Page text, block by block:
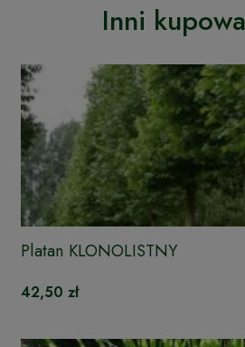
Inni
Platan KLONOLISTNY
42,50 zł